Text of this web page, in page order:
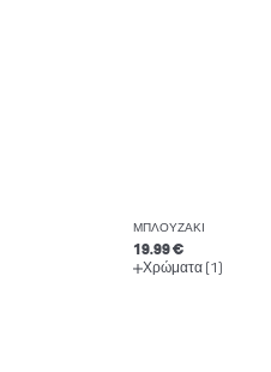
ΜΠΛΟΥΖΆΚΙ
19.99 €
Χρώματα (1)